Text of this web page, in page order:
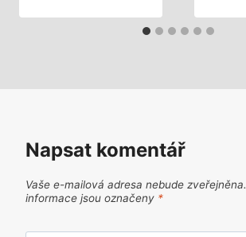
Napsat komentář
Vaše e-mailová adresa nebude zveřejněna.
informace jsou označeny *